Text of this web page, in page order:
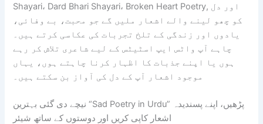
Shayari، Dard Bhari Shayari، Broken Heart Poetry, اور دل
کو چھو لینے والے اشعار ملیں گے جو محبت، بے وفائی،
یادوں اور زندگی کے تلخ تجربات کی عکاسی کرتے ہیں۔
چاہے آپ واٹس ایپ اسٹیٹس کے لیے شاعری تلاش کر رہے
ہوں یا اپنے جذبات کا اظہار کرنا چاہتے ہوں، یہاں
موجود اشعار آپ کے دل کی آواز بن سکتے ہیں۔
نیچے دی گئی بہترین “Sad Poetry in Urdu” پڑھیں، اپنے پسندیدہ
اشعار کاپی کریں اور دوستوں کے ساتھ شیئر